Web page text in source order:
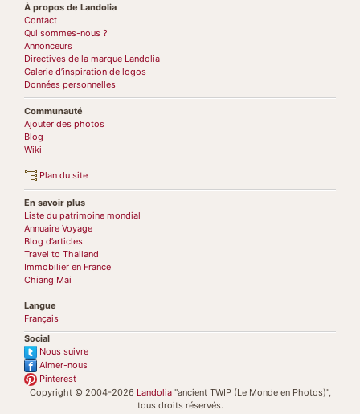
À propos de Landolia
Contact
Qui sommes-nous ?
Annonceurs
Directives de la marque Landolia
Galerie d’inspiration de logos
Données personnelles
Communauté
Ajouter des photos
Blog
Wiki
Plan du site
En savoir plus
Liste du patrimoine mondial
Annuaire Voyage
Blog d’articles
Travel to Thailand
Immobilier en France
Chiang Mai
Langue
Français
Social
Nous suivre
Aimer-nous
Pinterest
Copyright © 2004-2026 Landolia"ancient TWIP (Le Monde en Photos)",
tous droits réservés.